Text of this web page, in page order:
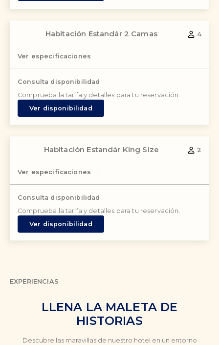
Habitación Estandár 2 Camas
Ver especificaciones
4
Consulta disponibilidad
Comprueba la tarifa y detalles para tu reservación.
Ver disponibilidad
Habitación Estandár King Size
Ver especificaciones
2
Consulta disponibilidad
Comprueba la tarifa y detalles para tu reservación.
Ver disponibilidad
EXPERIENCIAS
LLENA LA MALETA DE
HISTORIAS
Descubre las maravillas de nuestro hotel en un entorno